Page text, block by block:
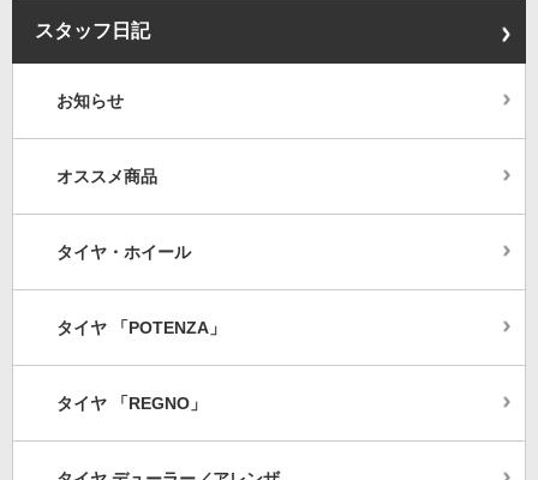
スタッフ日記
お知らせ
オススメ商品
タイヤ・ホイール
タイヤ 「POTENZA」
タイヤ 「REGNO」